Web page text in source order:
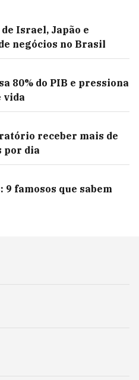
Israel, Japão e
negócios no Brasil
80% do PIB e pressiona
vida
receber mais de
por dia
9 famosos que sabem